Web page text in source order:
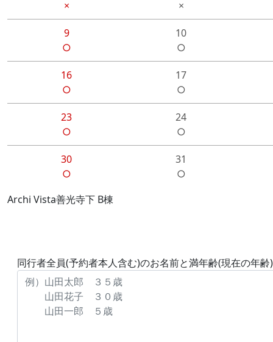
× ×
9
○
10
○
16
○
17
○
23
○
24
○
30
○
31
○
Archi Vista善光寺下 B棟
同行者全員(予約者本人含む)のお名前と満年齢(現在の年